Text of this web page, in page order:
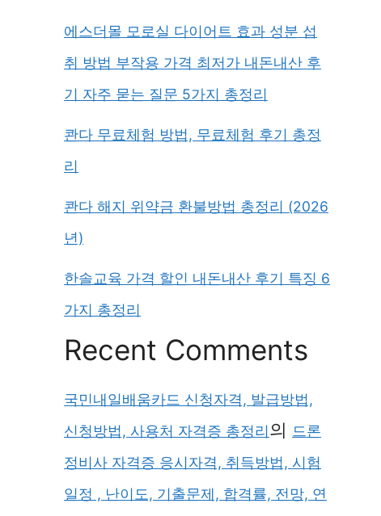
에스더몰 모로실 다이어트 효과 성분 섭
취 방법 부작용 가격 최저가 내돈내산 후
기 자주 묻는 질문 5가지 총정리
콴다 무료체험 방법, 무료체험 후기 총정
리
콴다 해지 위약금 환불방법 총정리 (2026
년)
한솔교육 가격 할인 내돈내산 후기 특징 6
가지 총정리
Recent Comments
국민내일배움카드 신청자격, 발급방법,
신청방법, 사용처 자격증 총정리의 드론
정비사 자격증 응시자격, 취득방법, 시험
일정 , 난이도, 기출문제, 합격률, 전망, 연